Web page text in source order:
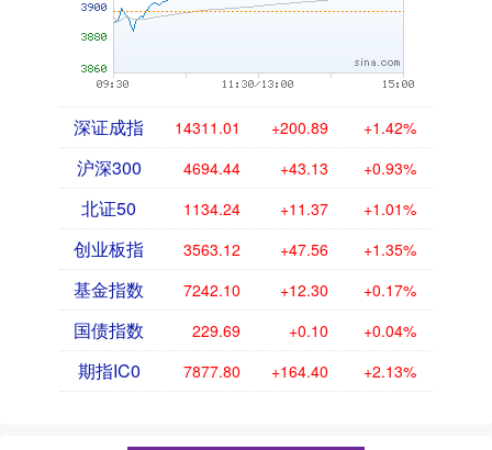
深证成指 14311.01 +200.89 +1.42%
沪深300 4694.44 +43.13 +0.93%
北证50 1134.24 +11.37 +1.01%
创业板指 3563.12 +47.56 +1.35%
基金指数 7242.10 +12.30 +0.17%
国债指数 229.69 +0.10 +0.04%
期指IC0 7877.80 +164.40 +2.13%